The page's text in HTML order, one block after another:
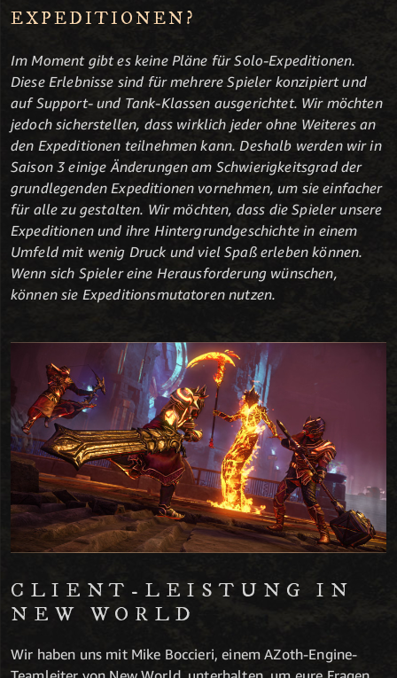
EXPEDITIONEN?
Im Moment gibt es keine Pläne für Solo-Expeditionen.
Diese Erlebnisse sind für mehrere Spieler konzipiert und
auf Support- und Tank-Klassen ausgerichtet. Wir möchten
jedoch sicherstellen, dass wirklich jeder ohne Weiteres an
den Expeditionen teilnehmen kann. Deshalb werden wir in
Saison 3 einige Änderungen am Schwierigkeitsgrad der
grundlegenden Expeditionen vornehmen, um sie einfacher
für alle zu gestalten. Wir möchten, dass die Spieler unsere
Expeditionen und ihre Hintergrundgeschichte in einem
Umfeld mit wenig Druck und viel Spaß erleben können.
Wenn sich Spieler eine Herausforderung wünschen,
können sie Expeditionsmutatoren nutzen.
CLIENT-LEISTUNG IN
NEW WORLD
Wir haben uns mit Mike Boccieri, einem AZoth-Engine-